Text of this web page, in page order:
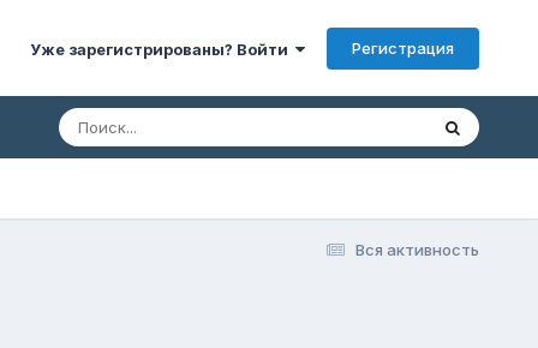
Уже зарегистрированы? Войти Регистрация
Вся активность